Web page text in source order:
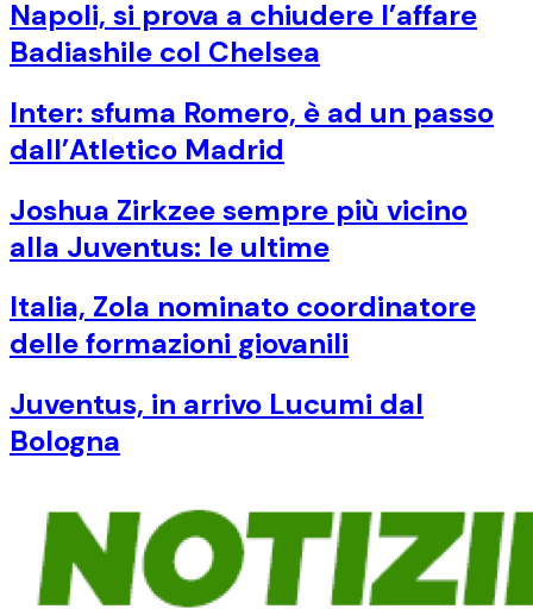
Napoli, si prova a chiudere l’affare
Badiashile col Chelsea
Inter: sfuma Romero, è ad un passo
dall’Atletico Madrid
Joshua Zirkzee sempre più vicino
alla Juventus: le ultime
Italia, Zola nominato coordinatore
delle formazioni giovanili
Juventus, in arrivo Lucumi dal
Bologna